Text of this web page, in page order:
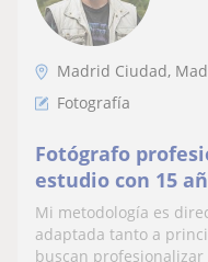
Madrid Ciudad,
Fotografía
Fotógrafo
estudio con 15
formación en
Mi metodología es
adaptada tanto a
buscan profesionalizar